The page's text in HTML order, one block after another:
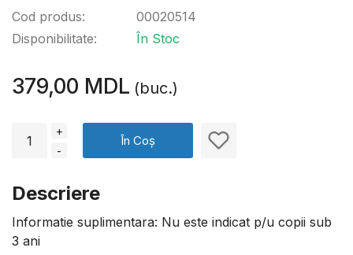
Cod produs:
Disponibilitate:
00020514
În Stoc
379,00 MDL (buc.)
+
-
În Coș
Descriere
Informatie suplimentara: Nu este indicat p/u copii sub
3 ani